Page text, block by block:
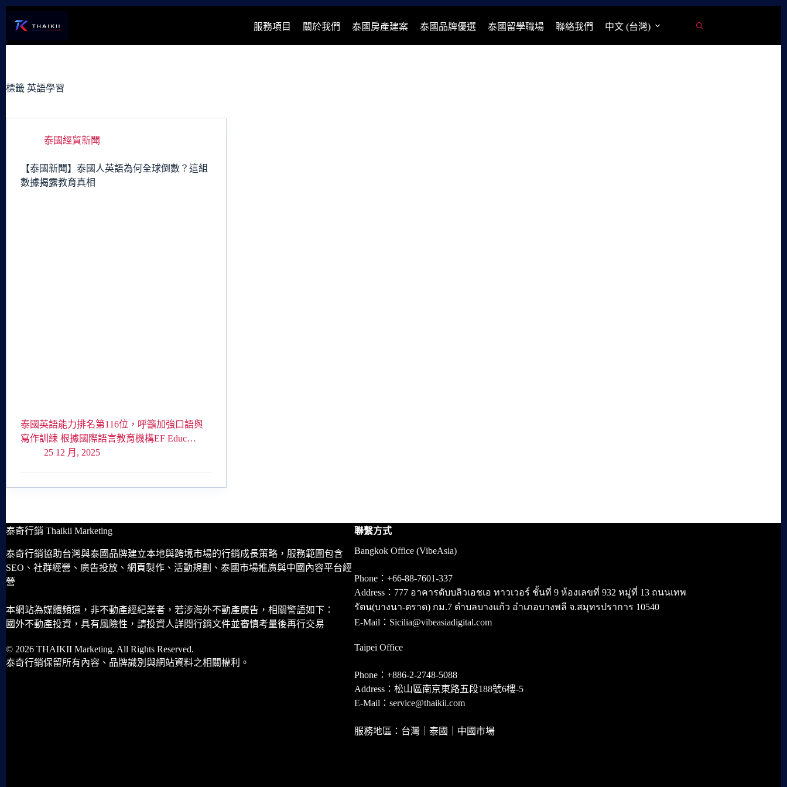
容
服務項目 關於我們 泰國房產建案 泰國品牌優選 泰國留學職場 聯絡我們 中文 (台灣)
標籤 英語學習
泰國經貿新聞
【泰國新聞】泰國人英語為何全球倒數？這組
數據揭露教育真相
泰國英語能力排名第116位，呼籲加強口語與
寫作訓練 根據國際語言教育機構EF Educ…
25 12 月, 2025
泰奇行銷 Thaikii Marketing
泰奇行銷協助台灣與泰國品牌建立本地與跨境市場的行銷成長策略，服務範圍包含
SEO、社群經營、廣告投放、網頁製作、活動規劃、泰國市場推廣與中國內容平台經
營
本網站為媒體頻道，非不動產經紀業者，若涉海外不動產廣告，相關警語如下：
國外不動產投資，具有風險性，請投資人詳閱行銷文件並審慎考量後再行交易
© 2026 THAIKII Marketing. All Rights Reserved.
泰奇行銷保留所有內容、品牌識別與網站資料之相關權利。
聯繫方式
Bangkok Office (VibeAsia)
Phone：+66-88-7601-337
Address：777 อาคารดับบลิวเอชเอ ทาวเวอร์ ชั้นที่ 9 ห้องเลขที่ 932 หมู่ที่ 13 ถนนเทพ
รัตน(บางนา-ตราด) กม.7 ตำบลบางแก้ว อำเภอบางพลี จ.สมุทรปราการ 10540
E-Mail：Sicilia@vibeasiadigital.com
Taipei Office
Phone：+886-2-2748-5088
Address：松山區南京東路五段188號6樓-5
E-Mail：service@thaikii.com
服務地區：台灣｜泰國｜中國市場